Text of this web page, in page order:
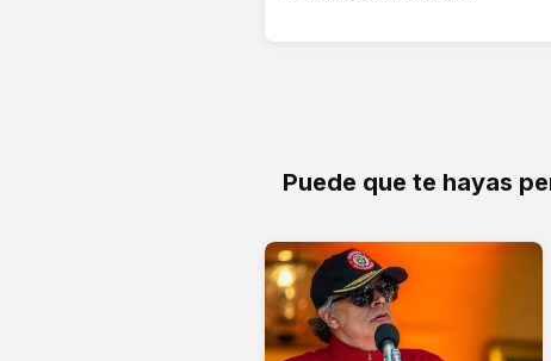
Puede que te hayas